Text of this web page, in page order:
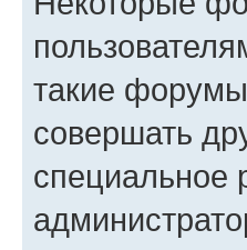
такие
совершать
специальное